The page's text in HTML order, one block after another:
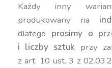
Każdy inny
produkowany na
dlatego prosimy o
i liczby sztuk przy
z art. 10 ust. 3 z